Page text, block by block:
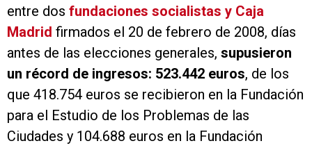
entre dos fundaciones socialistas y Caja
Madrid firmados el 20 de febrero de 2008, días
antes de las elecciones generales, supusieron
un récord de ingresos: 523.442 euros, de los
que 418.754 euros se recibieron en la Fundación
para el Estudio de los Problemas de las
Ciudades y 104.688 euros en la Fundación